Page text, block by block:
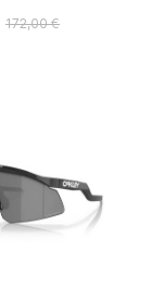
172,00 €